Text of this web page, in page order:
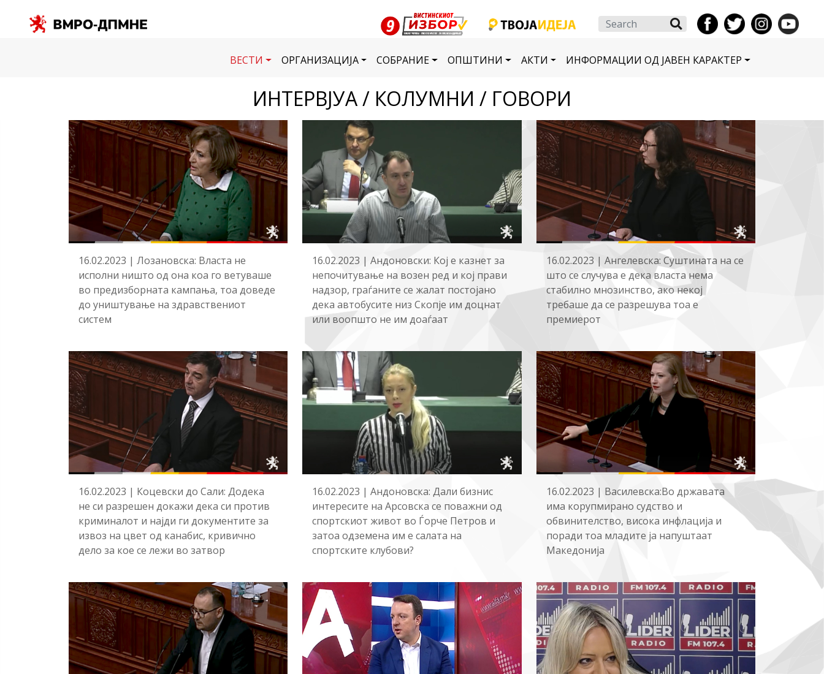
Search
ВЕСТИ ОРГАНИЗАЦИЈА СОБРАНИЕ ОПШТИНИ АКТИ ИНФОРМАЦИИ ОД ЈАВЕН КАРАКТЕР
ИНТЕРВЈУА / КОЛУМНИ / ГОВОРИ
16.02.2023 | Лозановска: Власта не
исполни ништо од она коа го ветуваше
во предизборната кампања, тоа доведе
до уништување на здравствениот
систем
16.02.2023 | Андоновски: Кој е казнет за
непочитување на возен ред и кој прави
надзор, граѓаните се жалат постојано
дека автобусите низ Скопје им доцнат
или воопшто не им доаѓаат
16.02.2023 | Ангелевска: Суштината на се
што се случува е дека власта нема
стабилно мнозинство, ако некој
требаше да се разрешува тоа е
премиерот
16.02.2023 | Коцевски до Сали: Додека
не си разрешен докажи дека си против
криминалот и најди ги документите за
извоз на цвет од канабис, кривично
дело за кое се лежи во затвор
16.02.2023 | Андоновска: Дали бизнис
интересите на Арсовска се поважни од
спортскиот живот во Ѓорче Петров и
затоа одземена им е салата на
спортските клубови?
16.02.2023 | Василевска:Во државата
има корупмирано судство и
обвинителство, висока инфлација и
поради тоа младите ја напуштаат
Македонија